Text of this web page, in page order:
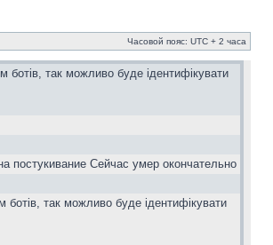
Часовой пояс: UTC + 2 часа
так можливо буде ідентифікувати
постукивание Сейчас умер окончательно
так можливо буде ідентифікувати